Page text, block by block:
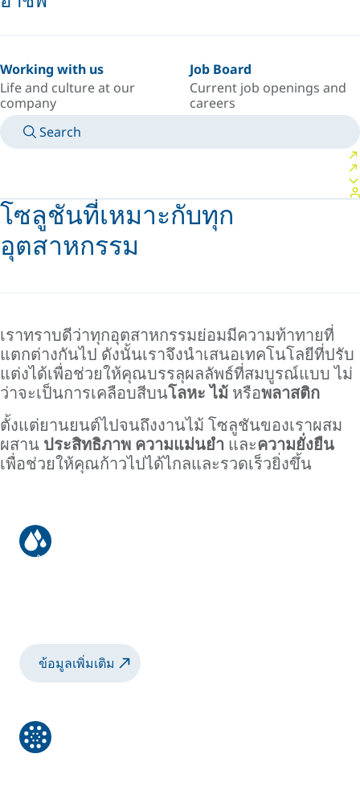
Working with us
Life and culture at our
company
Job Board
Current job openings and
careers
Search
โซลูชันที่เหมาะกับทุก
อุตสาหกรรม
เราทราบดีว่าทุกอุตสาหกรรมย่อมมีความท้าทายที่
แตกต่างกันไป ดังนั้นเราจึงนำเสนอเทคโนโลยีที่ปรับ
แต่งได้เพื่อช่วยให้คุณบรรลุผลลัพธ์ที่สมบูรณ์แบบ ไม่
ว่าจะเป็นการเคลือบสีบนโลหะ ไม้ หรือพลาสติก
ตั้งแต่ยานยนต์ไปจนถึงงานไม้ โซลูชันของเราผสม
ผสาน ประสิทธิภาพ ความแม่นยำ และความยั่งยืน
เพื่อช่วยให้คุณก้าวไปได้ไกลและรวดเร็วยิ่งขึ้น
ข้อมูลเพิ่มเติม